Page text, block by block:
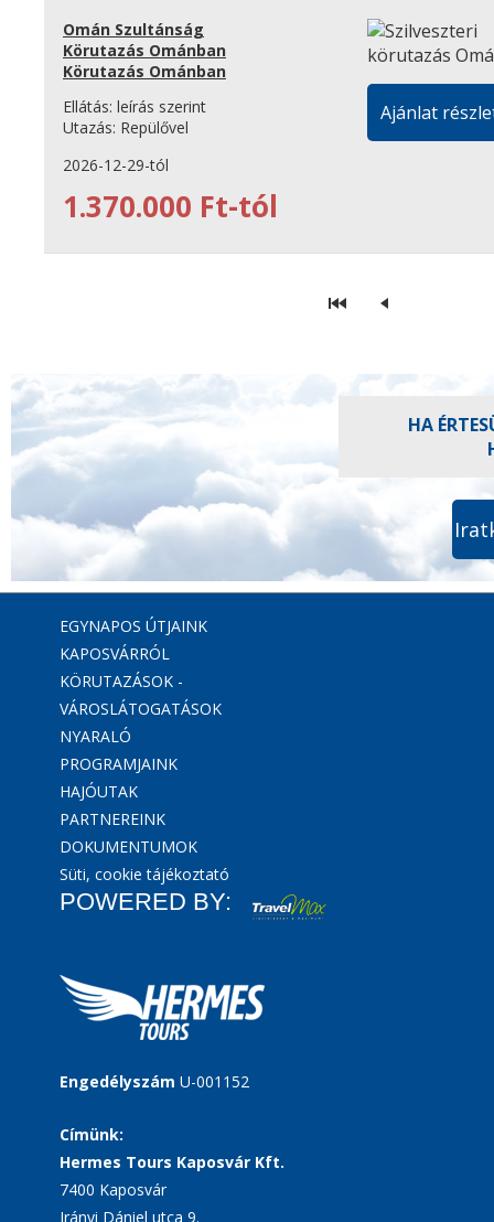
Omán Szultánság
Körutazás Ománban
Körutazás Ománban
Ellátás: leírás szerint
Utazás: Repülővel
2026-12-29-tól
1.370.000 Ft-tól
Ajánlat
HA
EGYNAPOS ÚTJAINK
KAPOSVÁRRÓL
KÖRUTAZÁSOK -
VÁROSLÁTOGATÁSOK
NYARALÓ
PROGRAMJAINK
HAJÓUTAK
PARTNEREINK
DOKUMENTUMOK
Süti, cookie tájékoztató
POWERED BY:
Engedélyszám U-001152
Címünk:
Hermes Tours Kaposvár Kft.
7400 Kaposvár
Irányi Dániel utca 9.